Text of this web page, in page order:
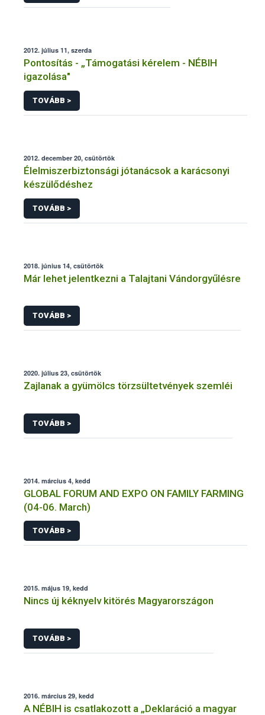
2012. július 11, szerda
Pontosítás - „Támogatási kérelem - NÉBIH
igazolása"
TOVÁBB >
2012. december 20, csütörtök
Élelmiszerbiztonsági jótanácsok a karácsonyi
készülődéshez
TOVÁBB >
2018. június 14, csütörtök
Már lehet jelentkezni a Talajtani Vándorgyűlésre
TOVÁBB >
2020. július 23, csütörtök
Zajlanak a gyümölcs törzsültetvények szemléi
TOVÁBB >
2014. március 4, kedd
GLOBAL FORUM AND EXPO ON FAMILY FARMING
(04-06. March)
TOVÁBB >
2015. május 19, kedd
Nincs új kéknyelv kitörés Magyarországon
TOVÁBB >
2016. március 29, kedd
A NÉBIH is csatlakozott a „Deklaráció a magyar